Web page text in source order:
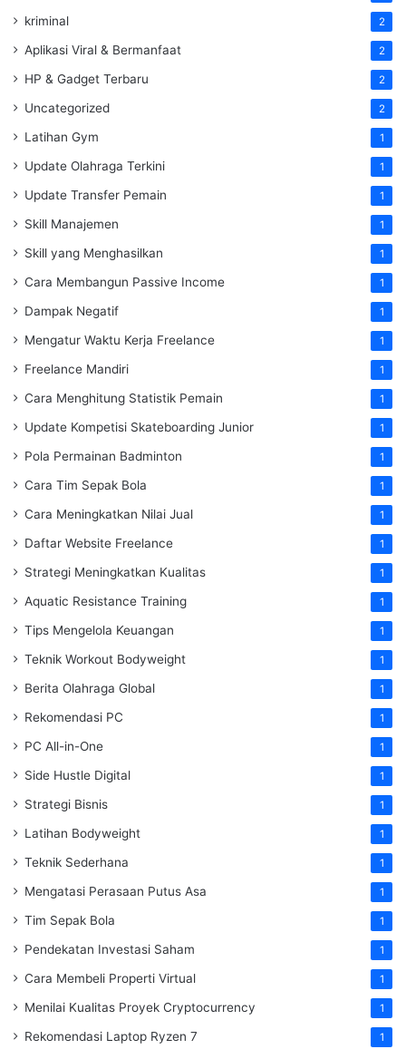
kriminal 2
Aplikasi Viral & Bermanfaat 2
HP & Gadget Terbaru 2
Uncategorized 2
Latihan Gym 1
Update Olahraga Terkini 1
Update Transfer Pemain 1
Skill Manajemen 1
Skill yang Menghasilkan 1
Cara Membangun Passive Income 1
Dampak Negatif 1
Mengatur Waktu Kerja Freelance 1
Freelance Mandiri 1
Cara Menghitung Statistik Pemain 1
Update Kompetisi Skateboarding Junior 1
Pola Permainan Badminton 1
Cara Tim Sepak Bola 1
Cara Meningkatkan Nilai Jual 1
Daftar Website Freelance 1
Strategi Meningkatkan Kualitas 1
Aquatic Resistance Training 1
Tips Mengelola Keuangan 1
Teknik Workout Bodyweight 1
Berita Olahraga Global 1
Rekomendasi PC 1
PC All-in-One 1
Side Hustle Digital 1
Strategi Bisnis 1
Latihan Bodyweight 1
Teknik Sederhana 1
Mengatasi Perasaan Putus Asa 1
Tim Sepak Bola 1
Pendekatan Investasi Saham 1
Cara Membeli Properti Virtual 1
Menilai Kualitas Proyek Cryptocurrency 1
Rekomendasi Laptop Ryzen 7 1